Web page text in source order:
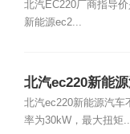
北汽EC220厂商指导
新能源ec2...
北汽ec220新能
北汽ec220新能源汽车
率为30kW，最大扭矩...